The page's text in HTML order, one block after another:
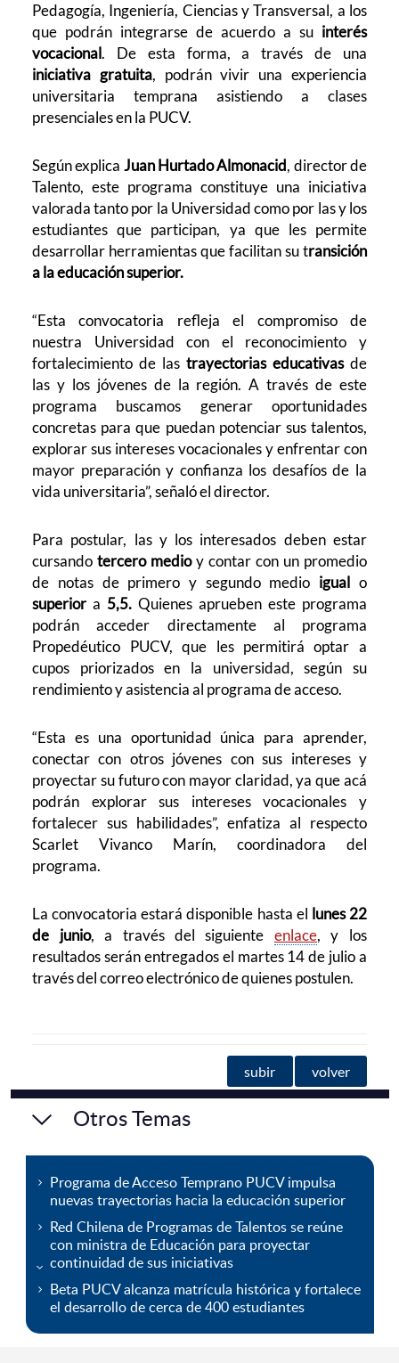
Pedagogía, Ingeniería, Ciencias y Transversal, a los
que podrán integrarse de acuerdo a su interés
vocacional. De esta forma, a través de una
iniciativa gratuita, podrán vivir una experiencia
universitaria temprana asistiendo a clases
presenciales en la PUCV.
Según explica Juan Hurtado Almonacid, director de
Talento, este programa constituye una iniciativa
valorada tanto por la Universidad como por las y los
estudiantes que participan, ya que les permite
desarrollar herramientas que facilitan su transición
a la educación superior.
“Esta convocatoria refleja el compromiso de
nuestra Universidad con el reconocimiento y
fortalecimiento de las trayectorias educativasde
las y los jóvenes de la región. A través de este
programa buscamos generar oportunidades
concretas para que puedan potenciar sus talentos,
explorar sus intereses vocacionales y enfrentar con
mayor preparación y confianza los desafíos de la
vida universitaria”, señaló el director.
Para postular, las y los interesados deben estar
cursandotercero medioy contar con un promedio
de notas de primero y segundo medio igual o
superior a 5,5. Quienes aprueben este programa
podrán acceder directamente al programa
Propedéutico PUCV, que les permitirá optar a
cupos priorizados en la universidad, según su
rendimiento y asistencia al programa de acceso.
“Esta es una oportunidad única para aprender,
conectar con otros jóvenes con sus intereses y
proyectar su futuro con mayor claridad, ya que acá
podrán explorar sus intereses vocacionales y
fortalecer sus habilidades”, enfatiza al respecto
Scarlet Vivanco Marín, coordinadora del
programa.
La convocatoria estará disponible hasta el lunes 22
de junio, a través del siguiente enlace, y los
resultados serán entregados el martes 14 de julio a
través del correo electrónico de quienes postulen.
subir volver
Otros Temas
Programa de Acceso Temprano PUCV impulsa
nuevas trayectorias hacia la educación superior
Red Chilena de Programas de Talentos se reúne
con ministra de Educación para proyectar
continuidad de sus iniciativas
Beta PUCV alcanza matrícula histórica y fortalece
el desarrollo de cerca de 400 estudiantes